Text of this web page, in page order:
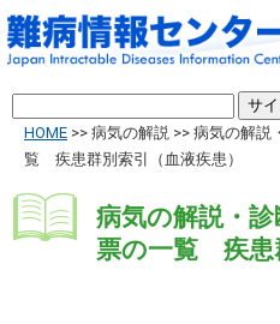
HOME >> 病気の解説 >> 病気の解説
覧 疾患群別索引（血液疾患）
病気の解説・
票の一覧 疾患